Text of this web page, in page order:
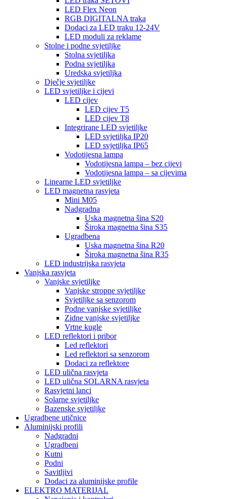
LED Flex Neon
RGB DIGITALNA traka
Dodaci za LED traku 12-24V
LED moduli za reklame
Stolne i podne svjetiljke
Stolna svjetiljka
Podna svjetiljka
Uredska svjetiljka
Dječje svjetiljke
LED svjetiljke i cijevi
LED cijev
LED cijev T5
LED cijev T8
Integrirane LED svjetiljke
LED svjetiljka IP20
LED svjetiljka IP65
Vodotijesna lampa
Vodotijesna lampa – bez cijevi
Vodotijesna lampa – sa cijevima
Linearne LED svjetiljke
LED magnetna rasvjeta
Mini M05
Nadgradna
Uska magnetna šina S20
Široka magnetna šina S35
Ugradbena
Uska magnetna šina R20
Široka magnetna šina R35
LED industrijska rasvjeta
Vanjska rasvjeta
Vanjske svjetiljke
Vanjske stropne svjetiljke
Svjetiljke sa senzorom
Podne vanjske svjetiljke
Zidne vanjske svjetiljke
Vrtne kugle
LED reflektori i pribor
Led reflektori
Led reflektori sa senzorom
Dodaci za reflektore
LED ulična rasvjeta
LED ulična SOLARNA rasvjeta
Rasvjetni lanci
Solarne svjetiljke
Bazenske svjetiljke
Ugradbene utičnice
Aluminijski profili
Nadgradni
Ugradbeni
Kutni
Podni
Savitljivi
Dodaci za aluminijske profile
ELEKTRO MATERIJAL